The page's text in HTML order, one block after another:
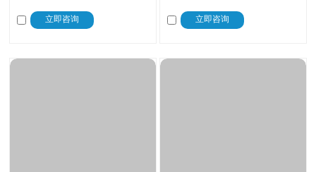
品质标准打造，印刷精度高、数据
更新及时，全型号覆盖满足不同海
线，提供售后校正支持，助力船员
立即咨询
场位置，抗潮印刷适配海上潮湿环
境；专为科考船、工程船设计，水
全，现货可购
立即咨询